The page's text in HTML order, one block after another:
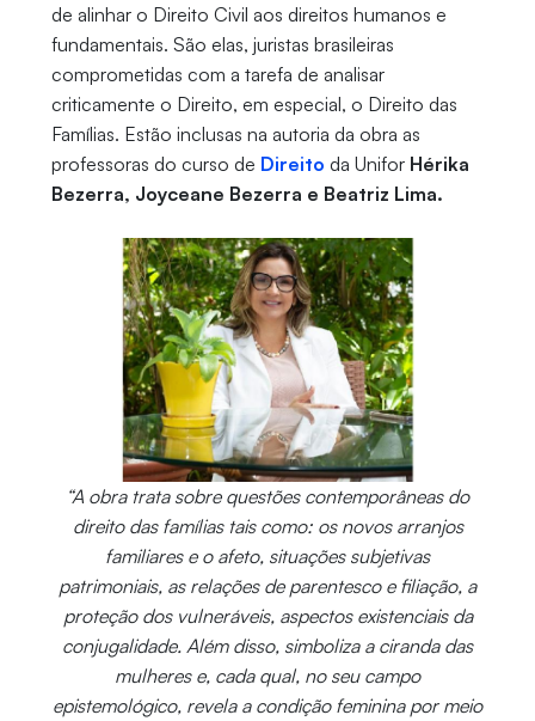
de alinhar o Direito Civil aos direitos humanos e
fundamentais. São elas, juristas brasileiras
comprometidas com a tarefa de analisar
criticamente o Direito, em especial, o Direito das
Famílias. Estão inclusas na autoria da obra as
professoras do curso de Direito da Unifor Hérika
Bezerra, Joyceane Bezerra e Beatriz Lima.
“A obra trata sobre questões contemporâneas do
direito das famílias tais como: os novos arranjos
familiares e o afeto, situações subjetivas
patrimoniais, as relações de parentesco e filiação, a
proteção dos vulneráveis, aspectos existenciais da
conjugalidade. Além disso, simboliza a ciranda das
mulheres e, cada qual, no seu campo
epistemológico, revela a condição feminina por meio